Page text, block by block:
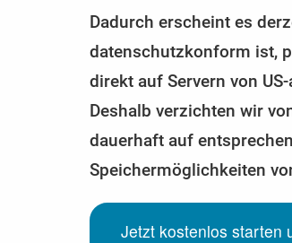
Dadurch erscheint es
datenschutzkonform ist,
direkt auf Servern von
Deshalb verzichten wir
dauerhaft auf
Speichermöglichkeiten
Jetzt kostenlos starten